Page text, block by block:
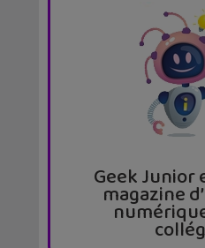
Geek Junior
magazine